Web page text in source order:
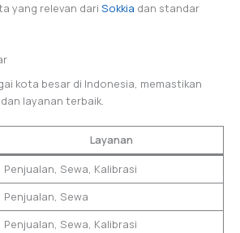
yang relevan dari Sokkia dan standar
kota besar di Indonesia, memastikan
layanan terbaik.
Layanan
Penjualan, Sewa, Kalibrasi
Penjualan, Sewa
Penjualan, Sewa, Kalibrasi